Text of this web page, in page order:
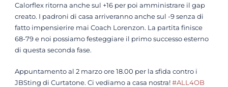
Calorflex ritorna anche sul +16 per poi amministrare il gap
creato. I padroni di casa arriveranno anche sul -9 senza di
fatto impensierire mai Coach Lorenzon. La partita finisce
68-79 e noi possiamo festeggiare il primo successo esterno
di questa seconda fase.
Appuntamento al 2 marzo ore 18.00 per la sfida contro i
JBSting di Curtatone. Ci vediamo a casa nostra!#ALL4OB